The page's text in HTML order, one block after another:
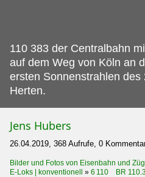
110 383 der Centralbahn
auf dem Weg von Köln an
ersten Sonnenstrahlen des
Herten.
Jens Hubers
26.04.2019, 368 Aufrufe, 0
Bilder und Fotos von Eisenbahn und
E-Loks | konventionell » 6 110 BR